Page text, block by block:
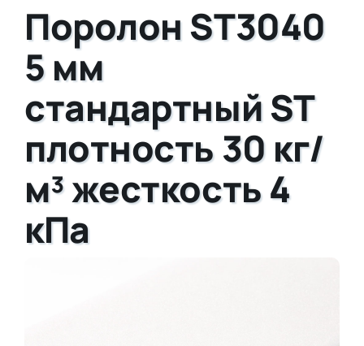
Поролон ST3040
5 мм
стандартный ST
плотность 30 кг/
м³ жесткость 4
кПа